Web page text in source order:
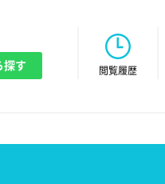
探す 閲覧履歴